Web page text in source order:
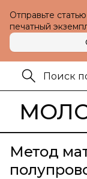
Отправьте
печатный
Метод